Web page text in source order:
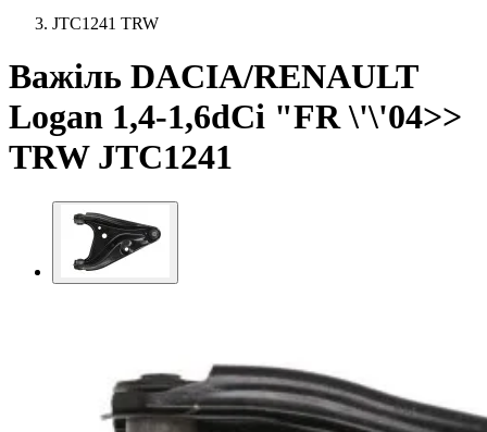
JTC1241 TRW
Важіль DACIA/RENAULT
Logan 1,4-1,6dCi "FR \'\'04>>
TRW JTC1241